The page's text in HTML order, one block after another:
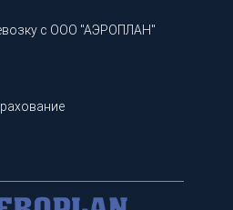
с ООО "АЭРОПЛАН"